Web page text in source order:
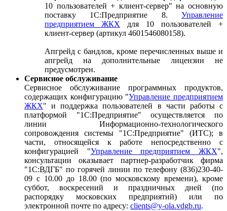
10 пользователей + клиент-сервер" на основную
поставку 1С:Предприятие 8. Управление
предприятием ЖКХ для 10 пользователей +
клиент-сервер (артикул 4601546080158).
Апгрейд с бандлов, кроме перечисленных выше и
апгрейд на дополнительные лицензии не
предусмотрен.
Сервисное обслуживание
Сервисное обслуживание программных продуктов,
содержащих конфигурацию "Управление предприятием
ЖКХ" и поддержка пользователей в части работы с
платформой "1С:Предприятие" осуществляется по
линии Информационно-технологического
сопровождения системы "1С:Предприятие" (ИТС); в
части, относящейся к работе непосредственно с
конфигурацией "Управление предприятием ЖКХ",
консультации оказывает партнер-разработчик фирма
"1С:ВДГБ" по горячей линии по телефону (836)230-40-
09 с 10.00 до 18.00 (по московскому времени), кроме
суббот, воскресений и праздничных дней (по
распорядку московских предприятий) или по
электронной почте по адресу: clients@y-ola.vdgb.ru.